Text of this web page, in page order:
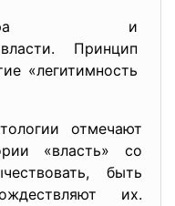
и
Принцип
«легитимность
отмечают
«власть» со
быть
их.